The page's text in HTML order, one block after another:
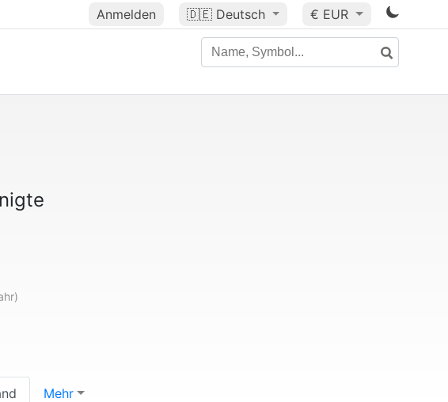
Anmelden 🇩🇪 Deutsch € EUR
Mehr